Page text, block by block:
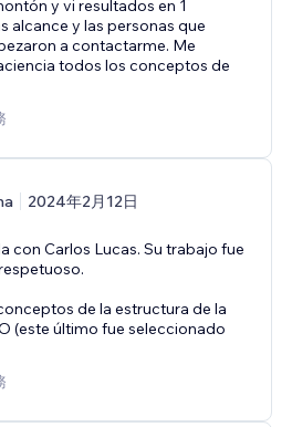
y vi resultados en 1
alcance y las personas que
a contactarme. Me
todos los conceptos de
2024年2月12日
con Carlos Lucas. Su trabajo fue
de la estructura de la
(este último fue seleccionado